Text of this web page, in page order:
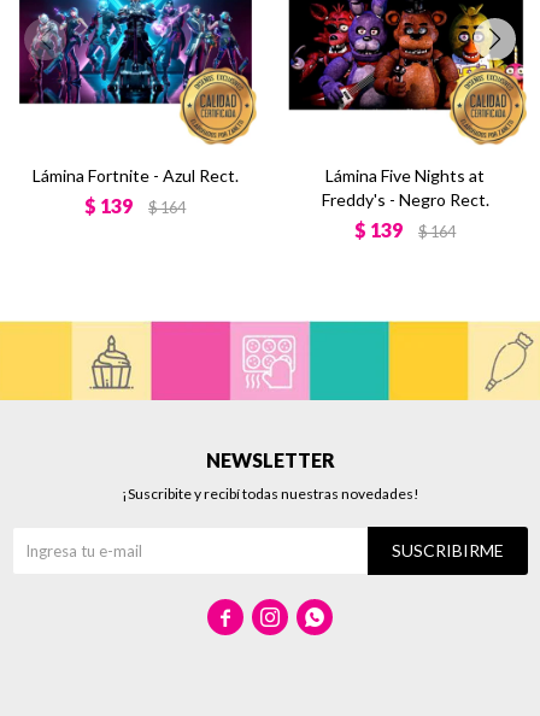
Lámina Fortnite - Azul Rect.
$ 139 $164
Lámina Five Nights at
Freddy's - Negro Rect.
$ 139 $164
NEWSLETTER
¡Suscribite y recibí todas nuestras novedades!
SUSCRIBIRME
  